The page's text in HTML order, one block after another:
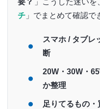
要？ 」こうした迷いを
チ 」でまとめて確認で
スマホ / タブレ
断
20W・30W・
か整理
足りてるもの